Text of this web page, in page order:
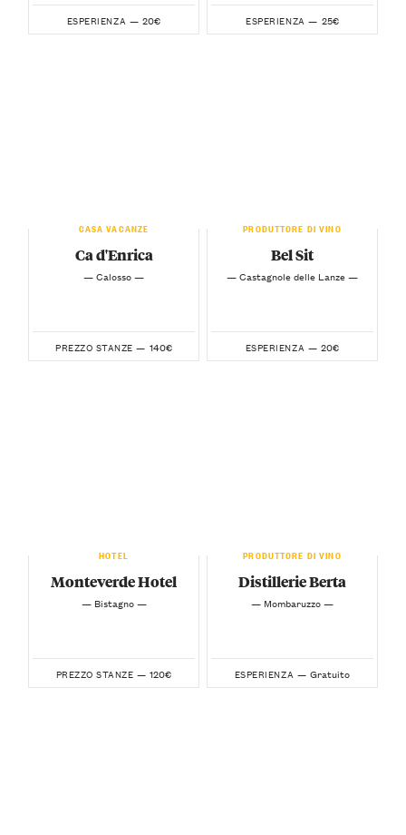
ESPERIENZA — 20€ ESPERIENZA — 25€
CASA VACANZE
Ca d'Enrica
— Calosso —
PREZZO STANZE — 140€
PRODUTTORE DI VINO
Bel Sit
— Castagnole delle Lanze —
ESPERIENZA — 20€
HOTEL
Monteverde Hotel
— Bistagno —
PREZZO STANZE — 120€
PRODUTTORE DI VINO
Distillerie Berta
— Mombaruzzo —
ESPERIENZA — Gratuito